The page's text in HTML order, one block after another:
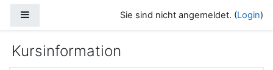
Sie sind nicht angemeldet. (Login)
Kursinformation